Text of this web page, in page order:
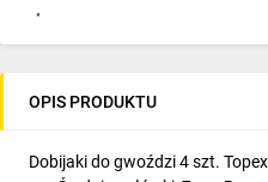
OPIS PRODUKTU
Dobijaki do gwoździ 4 szt.